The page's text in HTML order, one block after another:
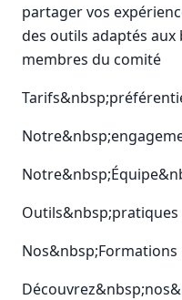
partager vos
des outils adaptés
membres du comité
Outils&nbsp;pratiques
Nos&nbsp;Formations